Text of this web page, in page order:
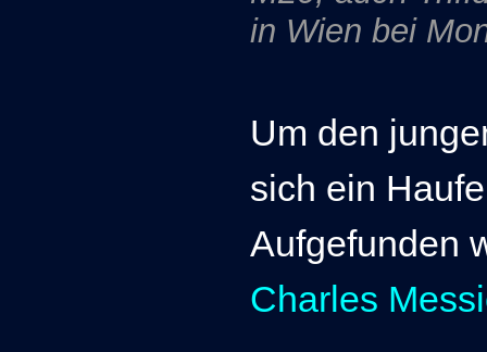
in Wien bei
Um den
sich ein
Aufgefunden
Charles